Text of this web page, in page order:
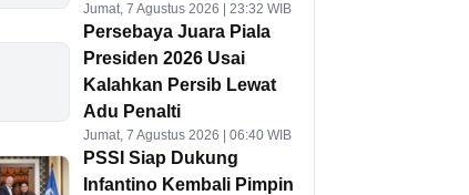
Jumat, 7 Agustus 2026 | 23:32 WIB
Persebaya Juara Piala
Presiden 2026 Usai
Kalahkan Persib Lewat
Adu Penalti
Jumat, 7 Agustus 2026 | 06:40 WIB
PSSI Siap Dukung
Infantino Kembali Pimpin